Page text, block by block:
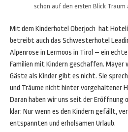
schon auf den ersten Blick Traum
Mit dem Kinderhotel Oberjoch hat
betreibt auch das Schwesterhotel
Alpenrose in Lermoos in Tirol – ein
Familien mit Kindern geschaffen. Mayer
Gäste als Kinder gibt es nicht. Sie
und Träume nicht hinter vorgehaltener
Daran haben wir uns seit der Eröffnung
klar: Nur wenn es den Kindern gefällt,
entspannten und erholsamen Urlaub.